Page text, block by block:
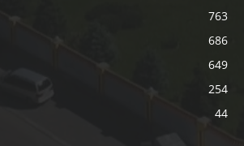
763
686
649
254
44